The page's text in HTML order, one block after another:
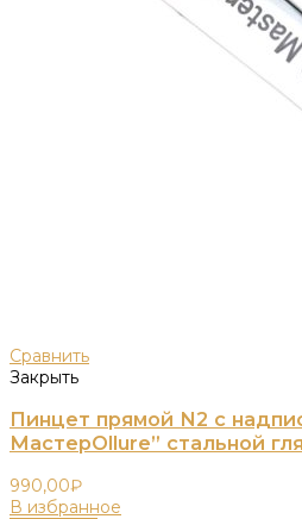
Сравнить
Закрыть
Пинцет прямой N2 с
МастерOllure” стальной
990,00₽
В избранное